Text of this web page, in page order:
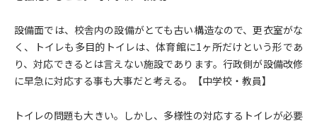
設備面では、校舎内の設備がとても古い構造なので、更衣室がな
く、トイレも多目的トイレは、体育館に1ヶ所だけという形であ
り、対応できるとは言えない施設であります。行政側が設備改修
に早急に対応する事も大事だと考える。【中学校・教員】
トイレの問題も大きい。しかし、多様性の対応するトイレが必要